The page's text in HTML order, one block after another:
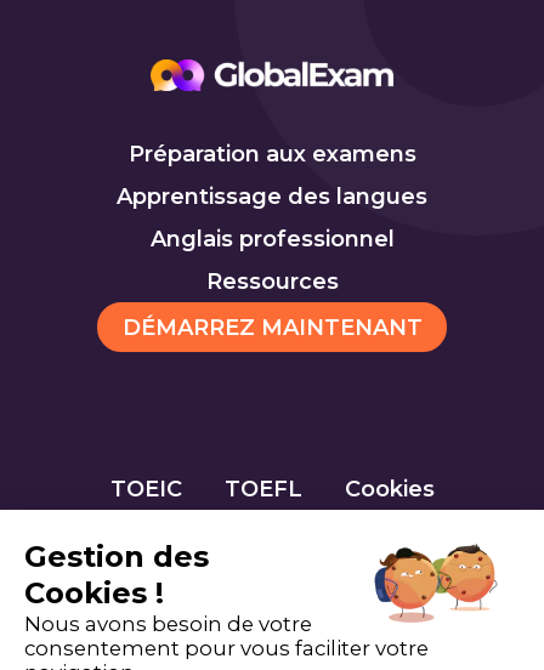
Préparation aux examens
Apprentissage des langues
Anglais professionnel
Ressources
DÉMARREZ MAINTENANT
TOEIC TOEFL Cookies
Gestion des
Cookies !
Nous avons besoin de votre
consentement pour vous faciliter votre